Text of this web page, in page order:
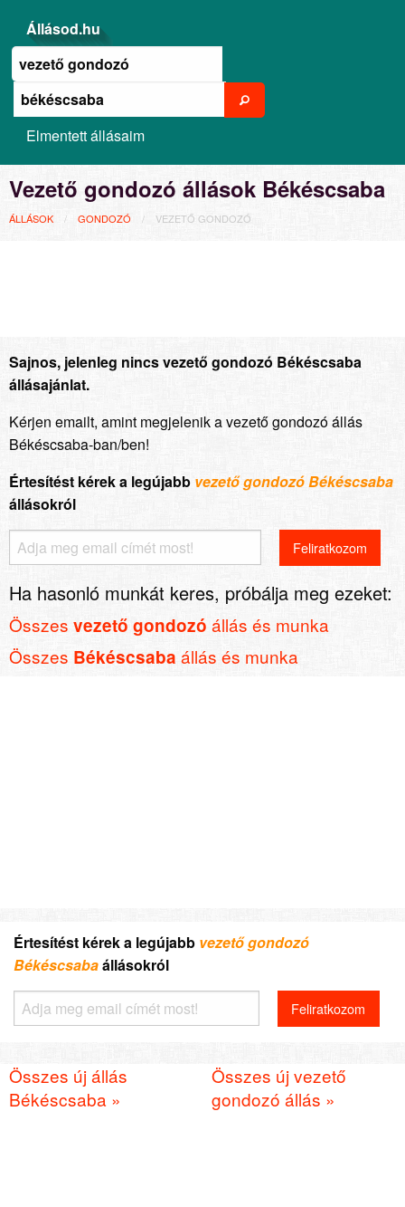
Állásod.hu
Elmentett állásaim
Vezető gondozó állások Békéscsaba
ÁLLÁSOK GONDOZÓ VEZETŐ GONDOZÓ
Sajnos, jelenleg nincs vezető gondozó Békéscsaba
állásajánlat.
Kérjen emailt, amint megjelenik a vezető gondozó állás
Békéscsaba-ban/ben!
Értesítést kérek a legújabb vezető gondozó Békéscsaba
állásokról
Ha hasonló munkát keres, próbálja meg ezeket:
Összes vezető gondozó állás és munka
Összes Békéscsaba állás és munka
Értesítést kérek a legújabb vezető gondozó
Békéscsabaállásokról
Összes új állás
Békéscsaba »
Összes új vezető
gondozó állás »